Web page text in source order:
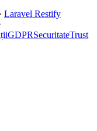
· Laravel Restify
GDPRSecuritateTrust